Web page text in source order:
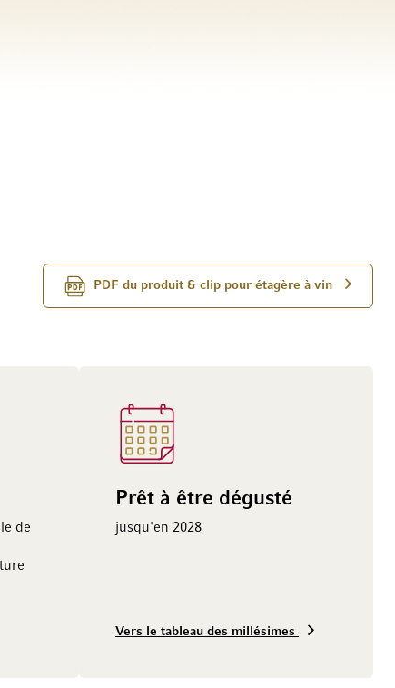
PDF du produit & clip pour étagère à vin
de
Prêt à être dégusté
jusqu'en 2028
Vers le tableau des millésimes